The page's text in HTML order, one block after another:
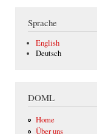
Sprache
English
Deutsch
DOML
Home
Über uns